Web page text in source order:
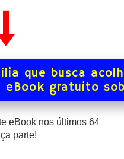
que busca
eBook gratuito
eBook nos últimos 64
parte!